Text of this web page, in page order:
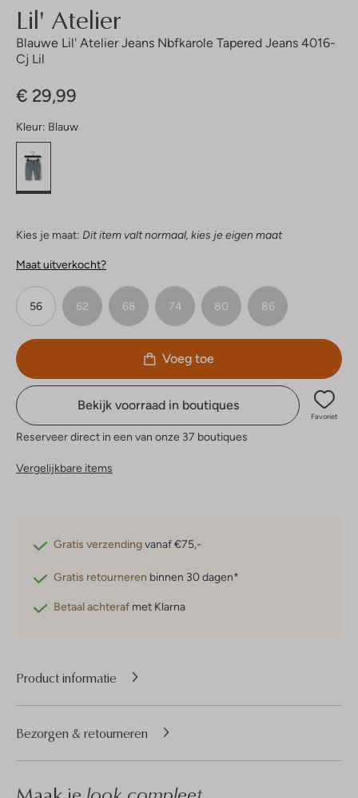
Lil' Atelier
Blauwe Lil' Atelier Jeans Nbfkarole Tapered Jeans 4016-
Cj Lil
€ 29,99
Kleur: Blauw
Kies je maat: Dit item valt normaal, kies je eigen maat
Maat uitverkocht?
56 62 68 74 80 86
Voeg toe
Bekijk voorraad in boutiques
Favoriet
Reserveer direct in een van onze 37 boutiques
Vergelijkbare items
Gratis verzendingvanaf €75,-
Gratis retourneren binnen 30 dagen*
Betaal achteraf met Klarna
Product informatie
Bezorgen & retourneren